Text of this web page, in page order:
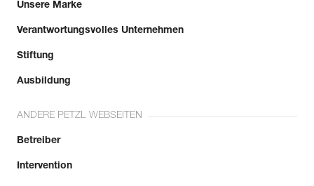
Unsere Marke
Verantwortungsvolles Unternehmen
Stiftung
Ausbildung
ANDERE PETZL WEBSEITEN
Betreiber
Intervention